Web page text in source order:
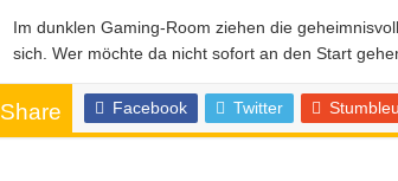
Im dunklen Gaming-Room ziehen die
sich. Wer möchte da nicht sofort an den Start
Share Facebook Twitter